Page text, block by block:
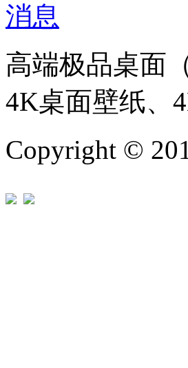
高端极品桌面
4K桌面壁纸、
Copyright ©